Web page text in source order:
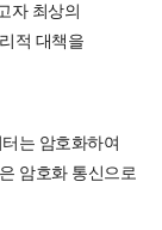
자 최상의
적 대책을
는 암호화하여
암호화 통신으로